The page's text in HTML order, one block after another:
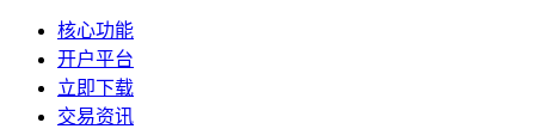
核心功能
开户平台
立即下载
交易资讯